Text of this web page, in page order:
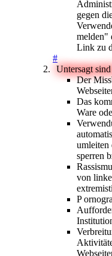
gegen
melden"
Link zu
#
Untersagt
Der
Das
Ware
umleiten
sperren
von
P